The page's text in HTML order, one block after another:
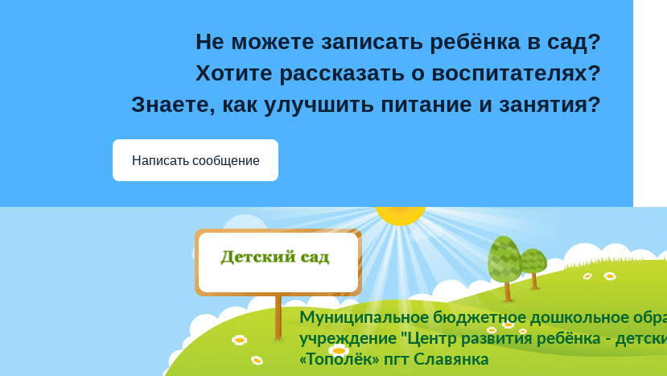
Не можете записать ребёнка в сад?
Хотите рассказать о воспитателях?
Знаете, как улучшить питание и занятия?
Написать сообщение
Муниципальное бюджетное дошкольное
учреждение "Центр развития ребёнка -
«Тополёк» пгт Славянка